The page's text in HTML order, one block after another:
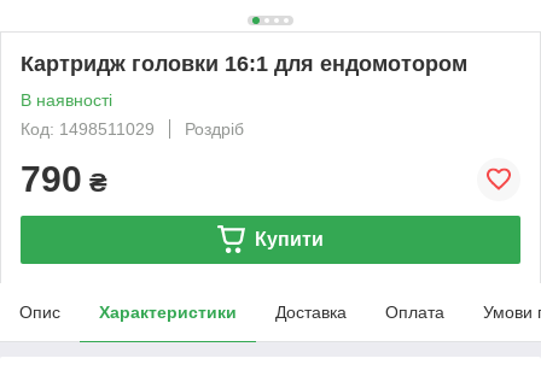
Картридж головки 16:1 для ендомотором
В наявності
Код: 1498511029
Роздріб
790 ₴
Купити
Опис Характеристики Доставка Оплата Умови